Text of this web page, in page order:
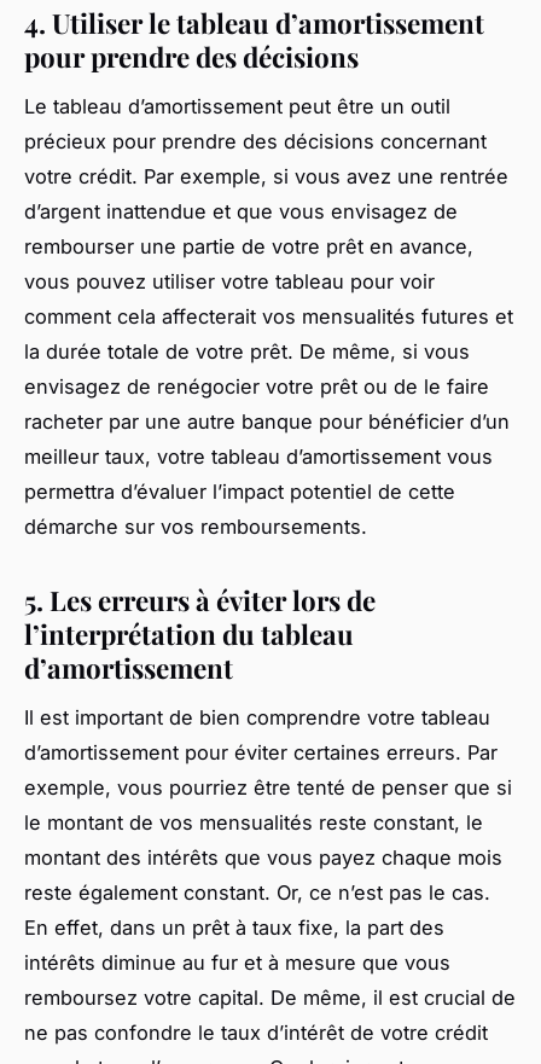
4. Utiliser le tableau d’amortissement
pour prendre des décisions
Le tableau d’amortissement peut être un outil
précieux pour prendre des décisions concernant
votre crédit. Par exemple, si vous avez une rentrée
d’argent inattendue et que vous envisagez de
rembourser une partie de votre prêt en avance,
vous pouvez utiliser votre tableau pour voir
comment cela affecterait vos mensualités futures et
la durée totale de votre prêt. De même, si vous
envisagez de renégocier votre prêt ou de le faire
racheter par une autre banque pour bénéficier d’un
meilleur taux, votre tableau d’amortissement vous
permettra d’évaluer l’impact potentiel de cette
démarche sur vos remboursements.
5. Les erreurs à éviter lors de
l’interprétation du tableau
d’amortissement
Il est important de bien comprendre votre tableau
d’amortissement pour éviter certaines erreurs. Par
exemple, vous pourriez être tenté de penser que si
le montant de vos mensualités reste constant, le
montant des intérêts que vous payez chaque mois
reste également constant. Or, ce n’est pas le cas.
En effet, dans un prêt à taux fixe, la part des
intérêts diminue au fur et à mesure que vous
remboursez votre capital. De même, il est crucial de
ne pas confondre le taux d’intérêt de votre crédit